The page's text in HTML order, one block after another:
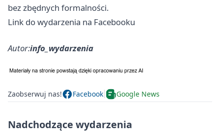
bez zbędnych formalności.
Link do wydarzenia na Facebooku
Autor:info_wydarzenia
Zaobserwuj nas! Facebook Google News
Nadchodzące wydarzenia